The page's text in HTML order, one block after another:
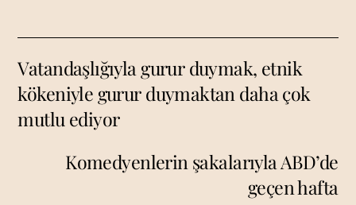
Vatandaşlığıyla gurur duymak, etnik
kökeniyle gurur duymaktan daha çok
mutlu ediyor
Komedyenlerin şakalarıyla ABD’de
geçen hafta